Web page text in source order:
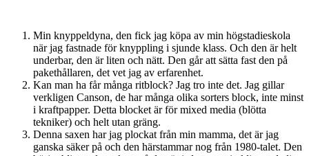
Min knyppeldyna, den fick jag köpa av min högstadieskola
när jag fastnade för knyppling i sjunde klass. Och den är helt
underbar, den är liten och nätt. Den går att sätta fast den på
pakethållaren, det vet jag av erfarenhet.
Kan man ha får många ritblock? Jag tro inte det. Jag gillar
verkligen Canson, de har många olika sorters block, inte minst
i kraftpapper. Detta blocket är för mixed media (blötta
tekniker) och helt utan gräng.
Denna saxen har jag plockat från min mamma, det är jag
ganska säker på och den härstammar nog från 1980-talet. Den